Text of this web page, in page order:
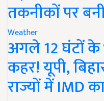
तकनीकों पर
Weather
अगले 12 घंटों के
कहर! यूपी,
राज्यों में IMD